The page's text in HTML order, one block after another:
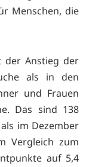
Menschen, die
der Anstieg der
als in den
und Frauen
Das sind 138
im Dezember
Vergleich zum
auf 5,4